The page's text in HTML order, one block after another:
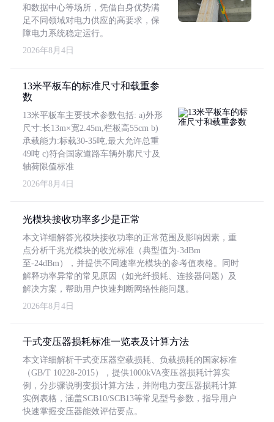
和数据中心等场所，凭借自身优势满
足不同领域对电力供应的高要求，保
障电力系统稳定运行。
2026年8月4日
13米平板车的标准尺寸和载重参
数
13米平板车主要技术参数包括: a)外形
尺寸:长13m×宽2.45m,栏板高55cm b)
承载能力:标载30-35吨,最大允许总重
49吨 c)符合国家道路车辆外廓尺寸及
轴荷限值标准
2026年8月4日
光模块接收功率多少是正常
本文详细解答光模块接收功率的正常范围及影响因素，重
点分析千兆光模块的收光标准（典型值为-3dBm
至-24dBm），并提供不同速率光模块的参考值表格。同时
解释功率异常的常见原因（如光纤损耗、连接器问题）及
解决方案，帮助用户快速判断网络性能问题。
2026年8月4日
干式变压器损耗标准一览表及计算方法
本文详细解析干式变压器空载损耗、负载损耗的国家标准
（GB/T 10228-2015），提供1000kVA变压器损耗计算实
例，分步骤说明变损计算方法，并附电力变压器损耗计算
实例表格，涵盖SCB10/SCB13等常见型号参数，指导用户
快速掌握变压器能效评估要点。